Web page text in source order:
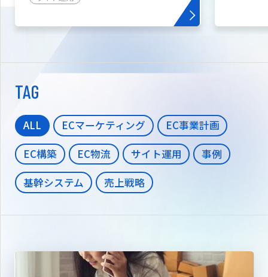
TAG
ALL ECマーケティング
EC事業計画
EC構築
EC物流 サイト運用
事例
基幹システム
売上戦略